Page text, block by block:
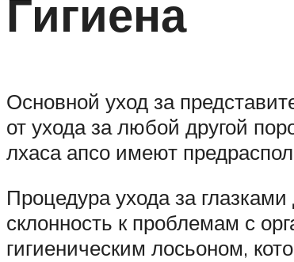
Гигиена
Основной уход за
от ухода за любой другой
лхаса апсо имеют
Процедура ухода за
склонность к проблемам с
гигиеническим лосьоном,